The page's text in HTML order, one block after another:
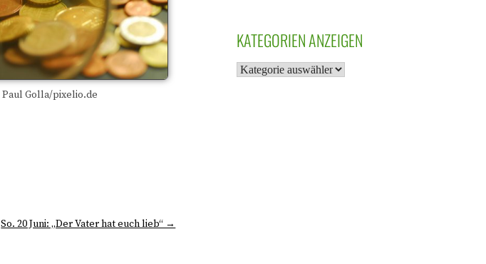
Paul Golla/pixelio.de
So. 20 Juni: „Der Vater hat euch lieb“ →
KATEGORIEN ANZEIGEN